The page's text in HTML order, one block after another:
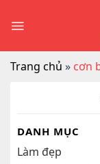
Trang chủ » cơn
DANH MỤC
Làm đẹp